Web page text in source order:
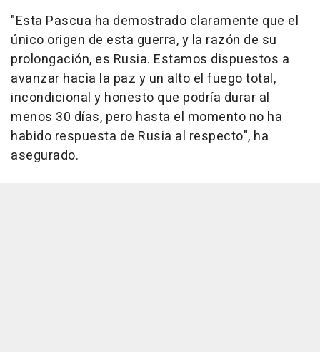
"Esta Pascua ha demostrado claramente que el
único origen de esta guerra, y la razón de su
prolongación, es Rusia. Estamos dispuestos a
avanzar hacia la paz y un alto el fuego total,
incondicional y honesto que podría durar al
menos 30 días, pero hasta el momento no ha
habido respuesta de Rusia al respecto", ha
asegurado.